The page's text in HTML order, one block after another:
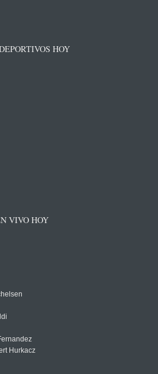
HOY
VIVO HOY
Hurkacz